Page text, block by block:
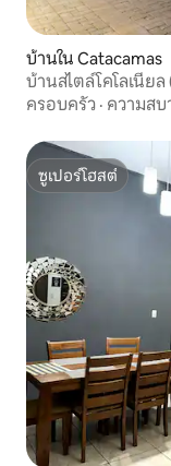
บ้านใน Catacamas
บ้านสไตล์โคโลเนียล
ครอบครัว · ความสบ
ซูเปอร์โฮสต์
ซูเปอร์โฮสต์